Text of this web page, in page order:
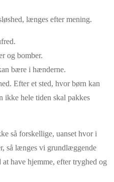
længes efter mening.
og bomber.
bære i hænderne.
Efter et sted, hvor børn kan
ikke hele tiden skal pakkes
så forskellige, uanset hvor i
så længes vi grundlæggende
have hjemme, efter tryghed og